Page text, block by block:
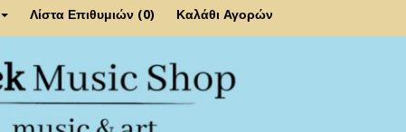
Λίστα Επιθυμιών (0) Καλάθι Αγορών